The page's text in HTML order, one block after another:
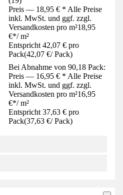
Preis — 18,95 € * Alle Preise
inkl. MwSt. und ggf. zzgl.
Versandkosten pro m²18,95
€*/ m²
Entspricht 42,07 € pro
Pack(42,07 €/ Pack)
Bei Abnahme von 90,18 Pack:
Preis — 16,95 € * Alle Preise
inkl. MwSt. und ggf. zzgl.
Versandkosten pro m²16,95
€*/ m²
Entspricht 37,63 € pro
Pack(37,63 €/ Pack)